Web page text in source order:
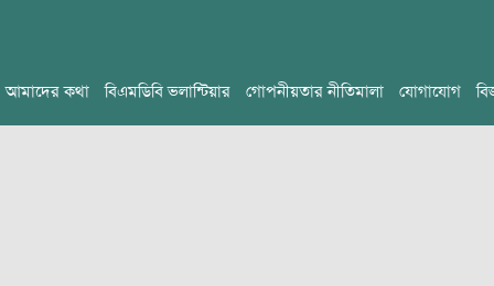
আমাদের কথা বিএমডিবি ভলান্টিয়ার গোপনীয়তার নীতিমালা যোগাযোগ